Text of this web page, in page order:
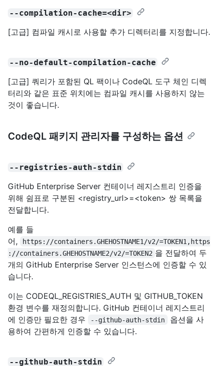
--compilation-cache=<dir>
[고급] 컴파일 캐시로 사용할 추가 디렉터리를 지정합니다.
--no-default-compilation-cache
[고급] 쿼리가 포함된 QL 팩이나 CodeQL 도구 체인 디렉
터리와 같은 표준 위치에는 컴파일 캐시를 사용하지 않는
것이 좋습니다.
CodeQL 패키지 관리자를 구성하는 옵션
--registries-auth-stdin
GitHub Enterprise Server 컨테이너 레지스트리 인증을
위해 쉼표로 구분된 <registry_url>=<token> 쌍 목록을
전달합니다.
예를 들
어,
https://containers.GHEHOSTNAME1/v2/=TOKEN1,https
://containers.GHEHOSTNAME2/v2/=TOKEN2 을 전달하여 두
개의 GitHub Enterprise Server 인스턴스에 인증할 수 있
습니다.
이는 CODEQL_REGISTRIES_AUTH 및 GITHUB_TOKEN
환경 변수를 재정의합니다. GitHub 컨테이너 레지스트리
에 인증만 필요한 경우
--github-auth-stdin
옵션을 사
용하여 간편하게 인증할 수 있습니다.
--github-auth-stdin